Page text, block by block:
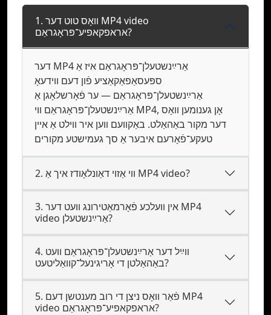
1. וואָס טוט דער MP4 video
אראפקאפיע־פּראָגראַם?
דער MP4 אַרײַנשטעלן־פּראָגראַם איז אַ
ספּעסאַפאַקאַציע פֿון דעם ווידעאָ
אַרײַנשטעלן־פּראָגראַם — ער פֿאָרשלאָגן אַ
אַרײַנשטעלן־פּראָגראַם װי MP4, אָן גענומען װאָס
דער מקור באַהאַלט. באַקוועם װען איר װילט אַ איין
טעקע־פֿאָרעם איבער אַ סך געמישטע מקורים
2. ווי אַזוי דאַונלאָודז איך אַ MP4 video?
3. אין וועלכע פֿאָרמאַטירונג וועט דער MP4
video אַרײַנשטעלן?
4. װײַל דער אַרײַנשטעלן־פּראָגראַם װעט
באַהאַלטן די אָריגינעל־קוואַליטעט?
5. פֿאַר וואָס ניצן די רוב מענטשן דעם MP4
video אראפקאפיע־פּראָגראַם?